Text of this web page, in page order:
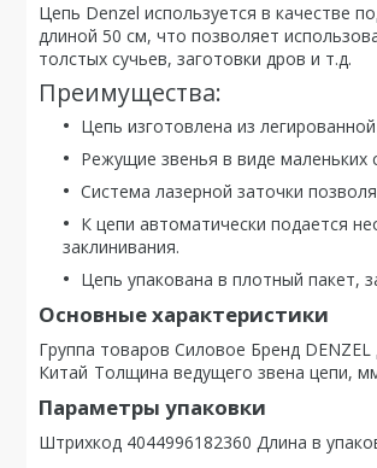
Цепь Denzel используется в качестве
длиной 50 см, что позволяет
толстых сучьев, заготовки дров и т.д.
Преимущества:
Цепь изготовлена из
Режущие звенья в виде маленьких
Система лазерной заточки
К цепи автоматически подается
заклинивания.
Цепь упакована в плотный
Основные характеристики
Группа товаров Силовое Бренд
Китай Толщина ведущего звена цепи,
Параметры упаковки
Штрихкод 4044996182360 Длина в